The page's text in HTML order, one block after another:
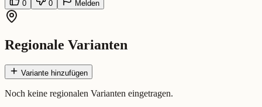
0
0 Melden
Regionale Varianten
Variante hinzufügen
Noch keine regionalen Varianten eingetragen.